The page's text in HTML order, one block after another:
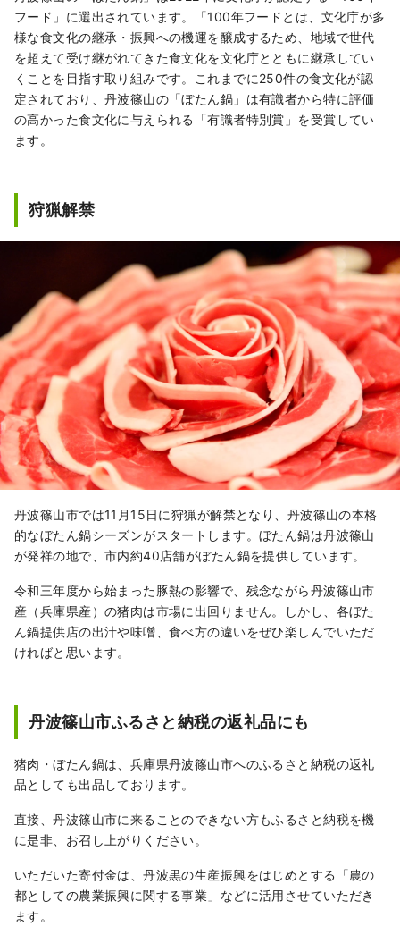
フード」に選出されています。「100年フードとは、文化庁が多
様な食文化の継承・振興への機運を醸成するため、地域で世代
を超えて受け継がれてきた食文化を文化庁とともに継承してい
くことを目指す取り組みです。これまでに250件の食文化が認
定されており、丹波篠山の「ぼたん鍋」は有識者から特に評価
の高かった食文化に与えられる「有識者特別賞」を受賞してい
ます。
狩猟解禁
丹波篠山市では11月15日に狩猟が解禁となり、丹波篠山の本格
的なぼたん鍋シーズンがスタートします。ぼたん鍋は丹波篠山
が発祥の地で、市内約40店舗がぼたん鍋を提供しています。
令和三年度から始まった豚熱の影響で、残念ながら丹波篠山市
産（兵庫県産）の猪肉は市場に出回りません。しかし、各ぼた
ん鍋提供店の出汁や味噌、食べ方の違いをぜひ楽しんでいただ
ければと思います。
丹波篠山市ふるさと納税の返礼品にも
猪肉・ぼたん鍋は、兵庫県丹波篠山市へのふるさと納税の返礼
品としても出品しております。
直接、丹波篠山市に来ることのできない方もふるさと納税を機
に是非、お召し上がりください。
いただいた寄付金は、丹波黒の生産振興をはじめとする「農の
都としての農業振興に関する事業」などに活用させていただき
ます。